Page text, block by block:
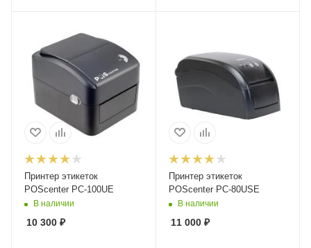
Принтер этикеток
POScenter PC-100UE
В наличии
10 300 ₽
Принтер этикеток
POScenter PC-80USE
В наличии
11 000₽